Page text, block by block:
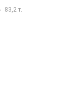
83,2 т.